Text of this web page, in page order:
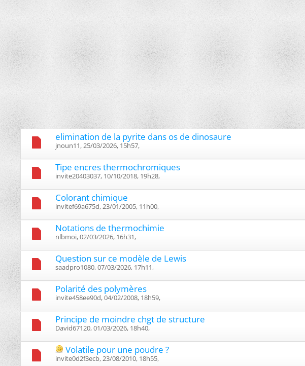
elimination de la pyrite dans os de dinosaure
jnoun11, 25/03/2026, 15h57, ‎
Tipe encres thermochromiques
invite20403037, 10/10/2018, 19h28, ‎
Colorant chimique
invitef69a675d, 23/01/2005, 11h00, ‎
Notations de thermochimie
nlbmoi, 02/03/2026, 16h31, ‎
Question sur ce modèle de Lewis
saadpro1080, 07/03/2026, 17h11, ‎
Polarité des polymères
invite458ee90d, 04/02/2008, 18h59, ‎
Principe de moindre chgt de structure
David67120, 01/03/2026, 18h40, ‎
Volatile pour une poudre ?
invite0d2f3ecb, 23/08/2010, 18h55, ‎